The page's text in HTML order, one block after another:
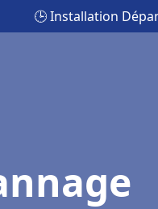
🕒 Installation